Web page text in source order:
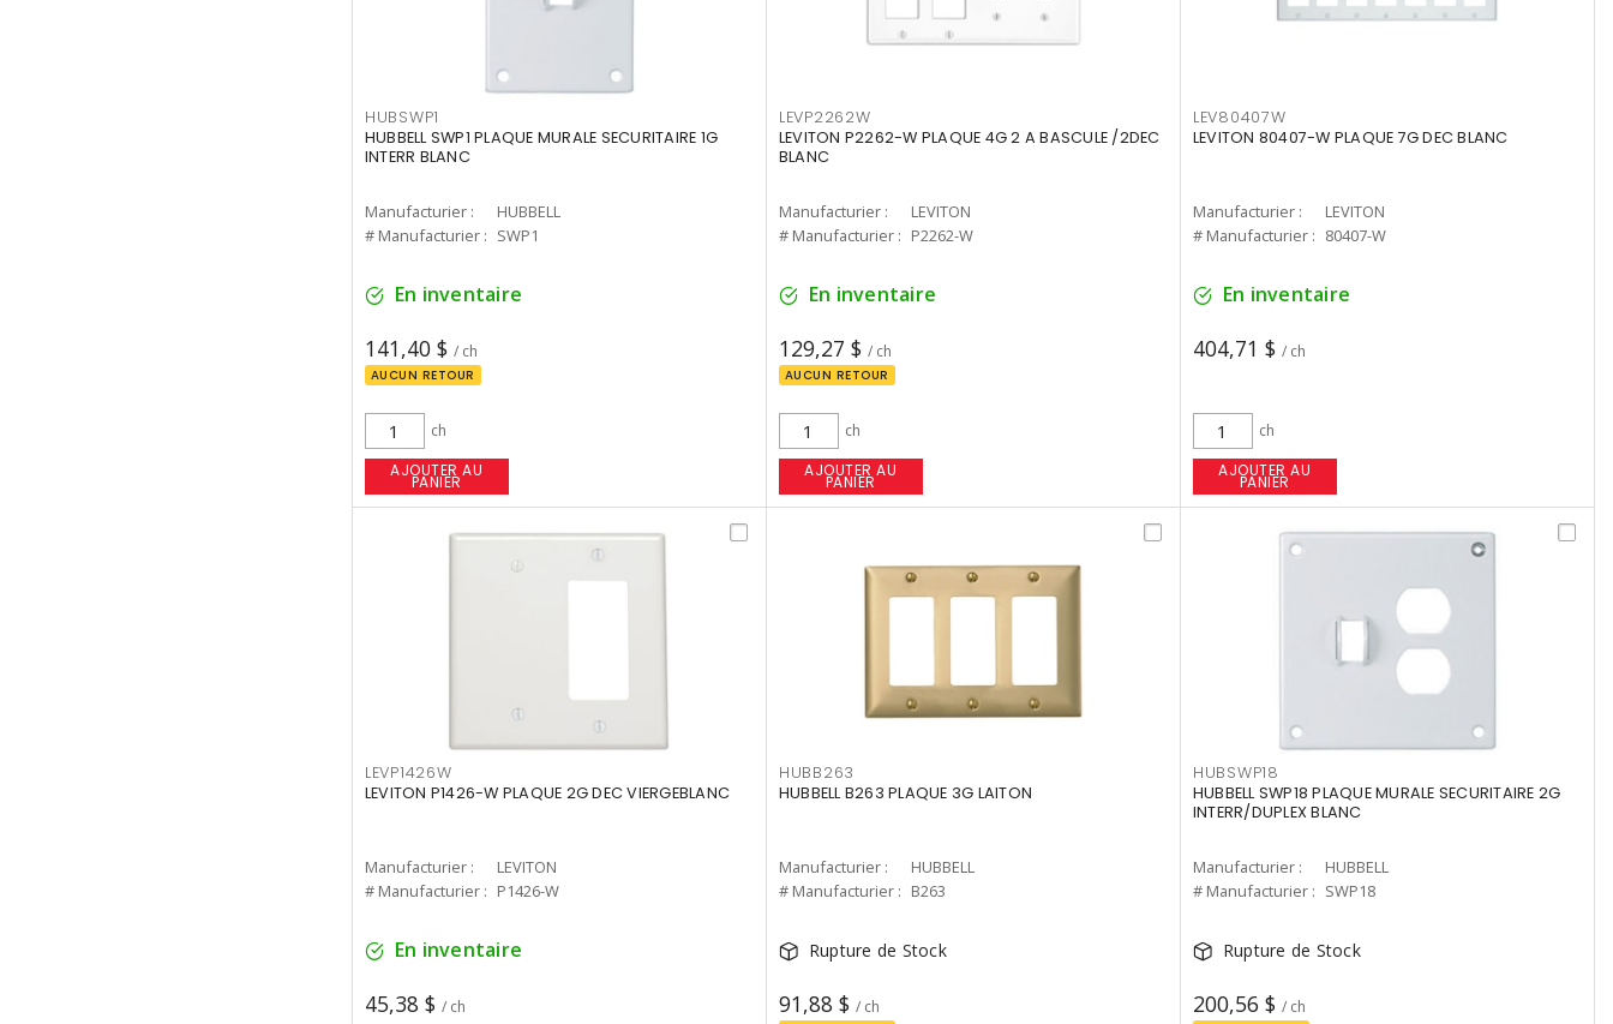
HUBSWP1
HUBBELL SWP1 PLAQUE MURALE SECURITAIRE 1G
INTERR BLANC
Manufacturier :
HUBBELL
# Manufacturier : SWP1
En inventaire
141,40 $ / ch
AUCUN RETOUR
ch
AJOUTER AU
PANIER
LEVP2262W
LEVITON P2262-W PLAQUE 4G 2 A BASCULE /2DEC
BLANC
Manufacturier :
LEVITON
# Manufacturier : P2262-W
En inventaire
129,27 $ / ch
AUCUN RETOUR
ch
AJOUTER AU
PANIER
LEV80407W
LEVITON 80407-W PLAQUE 7G DEC BLANC
Manufacturier :
LEVITON
# Manufacturier : 80407-W
En inventaire
404,71 $ / ch
ch
AJOUTER AU
PANIER
LEVP1426W
LEVITON P1426-W PLAQUE 2G DEC VIERGEBLANC
Manufacturier :
LEVITON
# Manufacturier : P1426-W
En inventaire
45,38 $ / ch
HUBB263
HUBBELL B263 PLAQUE 3G LAITON
Manufacturier :
HUBBELL
# Manufacturier : B263
Rupture de Stock
91,88 $ / ch
HUBSWP18
HUBBELL SWP18 PLAQUE MURALE SECURITAIRE 2G
INTERR/DUPLEX BLANC
Manufacturier :
HUBBELL
# Manufacturier : SWP18
Rupture de Stock
200,56 $ / ch